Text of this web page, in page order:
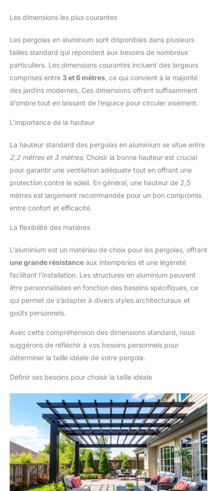
Les dimensions les plus courantes
Les pergolas en aluminium sont disponibles dans plusieurs
tailles standard qui répondent aux besoins de nombreux
particuliers. Les dimensions courantes incluent des largeurs
comprises entre 3 et 6 mètres , ce qui convient à la majorité
des jardins modernes. Ces dimensions offrent suffisamment
d’ombre tout en laissant de l’espace pour circuler aisément.
L’importance de la hauteur
La hauteur standard des pergolas en aluminium se situe entre
2,2 mètres et 3 mètres. Choisir la bonne hauteur est crucial
pour garantir une ventilation adéquate tout en offrant une
protection contre le soleil. En général, une hauteur de 2,5
mètres est largement recommandée pour un bon compromis
entre confort et efficacité.
La flexibilité des matières
L’aluminium est un matériau de choix pour les pergolas, offrant
une grande résistance aux intempéries et une légèreté
facilitant l’installation. Les structures en aluminium peuvent
être personnalisées en fonction des besoins spécifiques, ce
qui permet de s’adapter à divers styles architecturaux et
goûts personnels.
Avec cette compréhension des dimensions standard, nous
suggérons de réfléchir à vos besoins personnels pour
déterminer la taille idéale de votre pergola.
Définir ses besoins pour choisir la taille idéale